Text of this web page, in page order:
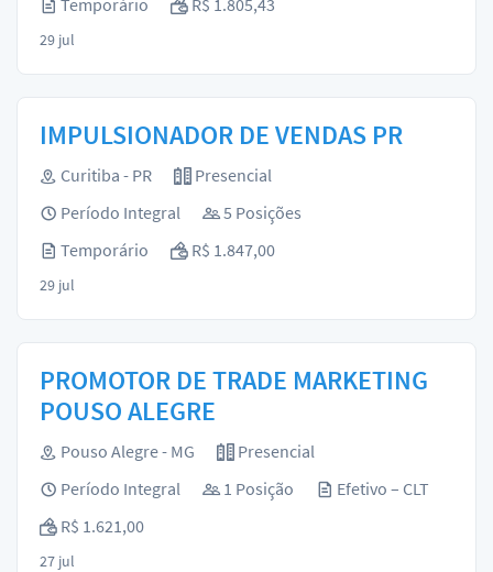
Temporário
R$ 1.805,43
29 jul
IMPULSIONADOR DE VENDAS PR
Curitiba - PR
Presencial
Período Integral
5 Posições
Temporário
R$ 1.847,00
29 jul
PROMOTOR DE TRADE MARKETING
POUSO ALEGRE
Pouso Alegre - MG
Presencial
Período Integral
1 Posição
Efetivo – CLT
R$ 1.621,00
27 jul